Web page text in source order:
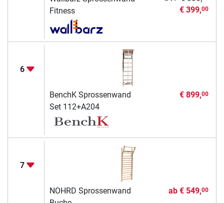
Fitness
€ 399,00
6
BenchK Sprossenwand
Set 112+A204
€ 899,00
7
NOHRD Sprossenwand
ab € 549,00